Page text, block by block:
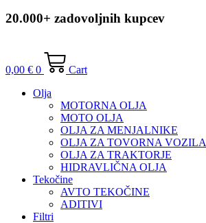
20.000+ zadovoljnih kupcev
0,00 € 0
Cart
Olja
MOTORNA OLJA
MOTO OLJA
OLJA ZA MENJALNIKE
OLJA ZA TOVORNA VOZILA
OLJA ZA TRAKTORJE
HIDRAVLIČNA OLJA
Tekočine
AVTO TEKOČINE
ADITIVI
Filtri